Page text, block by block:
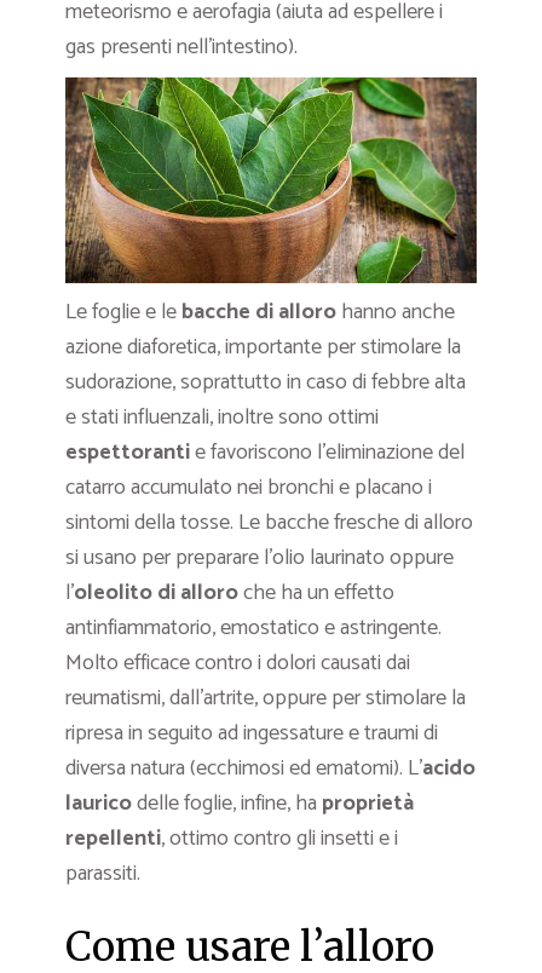
meteorismo e aerofagia (aiuta ad espellere i
gas presenti nell’intestino).
Le foglie e lebacche di allorohanno anche
azione diaforetica, importante per stimolare la
sudorazione, soprattutto in caso di febbre alta
e stati influenzali, inoltre sono ottimi
espettorantie favoriscono l’eliminazione del
catarro accumulato nei bronchi e placano i
sintomi della tosse. Le bacche fresche di alloro
si usano per preparare l’olio laurinato oppure
l’oleolito di alloroche ha un effetto
antinfiammatorio, emostatico e astringente.
Molto efficace contro i dolori causati dai
reumatismi, dall’artrite, oppure per stimolare la
ripresa in seguito ad ingessature e traumi di
diversa natura (ecchimosi ed ematomi). L’acido
lauricodelle foglie, infine, ha proprietà
repellenti, ottimo contro gli insetti e i
parassiti.
Come usare l’alloro